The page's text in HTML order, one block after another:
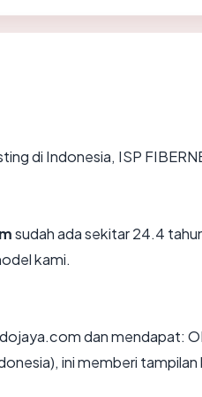
di Indonesia, ISP
sudah ada sekitar 24.4
kami.
dan mendapat:
ini memberi tampilan